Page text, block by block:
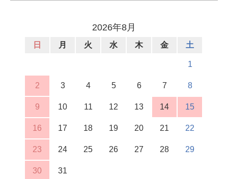
2026年8月
日 月 火 水 木 金 土
1
2 3 4 5 6 7 8
9 10 11 12 13 14 15
16 17 18 19 20 21 22
23 24 25 26 27 28 29
30 31